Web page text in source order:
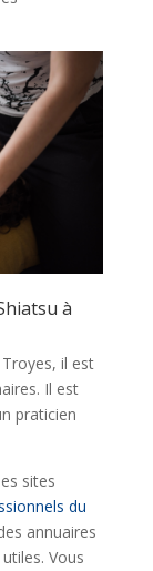
à
il est
Il est
praticien
sites
du
annuaires
Vous